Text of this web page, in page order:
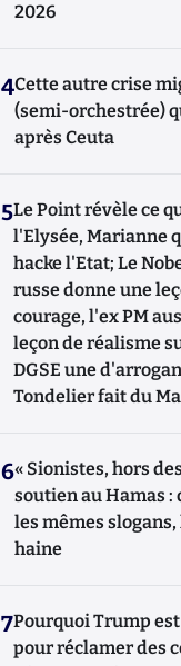
2026
4Cette autre crise
(semi-orchestrée)
après Ceuta
5Le Point révèle ce
l'Elysée, Marianne
hacke l'Etat; Le
russe donne une
courage, l'ex PM
leçon de réalisme
DGSE une
Tondelier fait du
6« Sionistes, hors
soutien au Hamas :
les mêmes
haine
7Pourquoi Trump
pour réclamer des